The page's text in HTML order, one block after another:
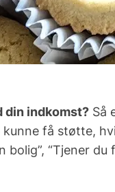
din indkomst? Så
kunne få støtte,
bolig”, “Tjener